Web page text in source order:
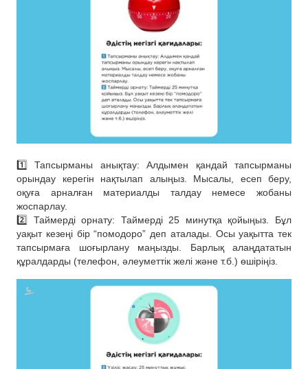
1️⃣ Тапсырманы анықтау: Алдымен қандай тапсырманы
орындау керегін нақтылап алыңыз. Мысалы, есеп беру,
оқуға арналған материалды талдау немесе жобаны
жоспарлау.
2️⃣ Таймерді орнату: Таймерді 25 минутқа қойыңыз. Бұл
уақыт кезеңі бір “помодоро” деп аталады. Осы уақытта тек
тапсырмаға шоғырлану маңызды. Барлық алаңдататын
құралдарды (телефон, әлеуметтік желі және т.б.) өшіріңіз.